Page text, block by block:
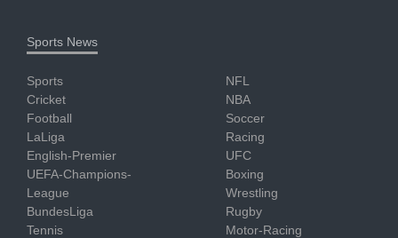
Sports News
Sports
Cricket
Football
LaLiga
English-Premier
UEFA-Champions-
League
BundesLiga
Tennis
NFL
NBA
Soccer
Racing
UFC
Boxing
Wrestling
Rugby
Motor-Racing